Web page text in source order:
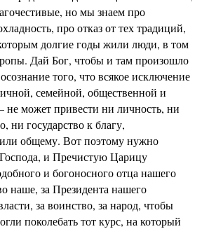
но мы знаем про
про отказ от тех традиций,
долгие годы жили люди, в том
Дай Бог, чтобы и там произошло
того, что всякое исключение
семейной, общественной и
не может привести ни личность, ни
ни государство к благу,
общему. Вот поэтому нужно
и Пречистую Царицу
и богоносного отца нашего
наше, за Президента нашего
за воинство, за народ, чтобы
поколебать тот курс, на который